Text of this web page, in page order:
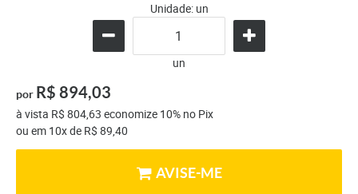
Unidade: un
un
por R$ 894,03
à vista R$ 804,63 economize 10% no Pix
ou em 10xde R$ 89,40
AVISE-ME